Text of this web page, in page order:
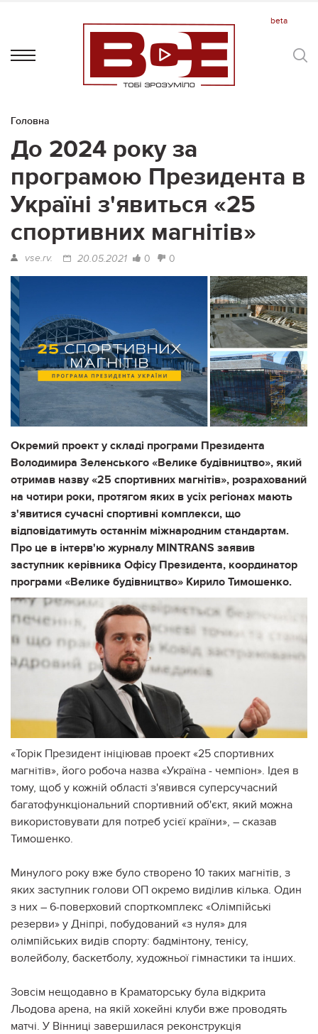
Головна
До 2024 року за
програмою Президента в
Україні з'явиться «25
спортивних магнітів»
vse.rv. 20.05.2021 0 0
Окремий проект у складі програми Президента
Володимира Зеленського «Велике будівництво», який
отримав назву «25 спортивних магнітів», розрахований
на чотири роки, протягом яких в усіх регіонах мають
з'явитися сучасні спортивні комплекси, що
відповідатимуть останнім міжнародним стандартам.
Про це в інтерв'ю журналу MINTRANS заявив
заступник керівника Офісу Президента, координатор
програми «Велике будівництво» Кирило Тимошенко.
«Торік Президент ініціював проект «25 спортивних
магнітів», його робоча назва «Україна - чемпіон». Ідея в
тому, щоб у кожній області з'явився суперсучасний
багатофункціональний спортивний об'єкт, який можна
використовувати для потреб усієї країни», – сказав
Тимошенко.
Минулого року вже було створено 10 таких магнітів, з
яких заступник голови ОП окремо виділив кілька. Один
з них – 6-поверховий спорткомплекс «Олімпійські
резерви» у Дніпрі, побудований «з нуля» для
олімпійських видів спорту: бадмінтону, тенісу,
волейболу, баскетболу, художньої гімнастики та інших.
Зовсім нещодавно в Краматорську була відкрита
Льодова арена, на якій хокейні клуби вже проводять
матчі. У Вінниці завершилася реконструкція